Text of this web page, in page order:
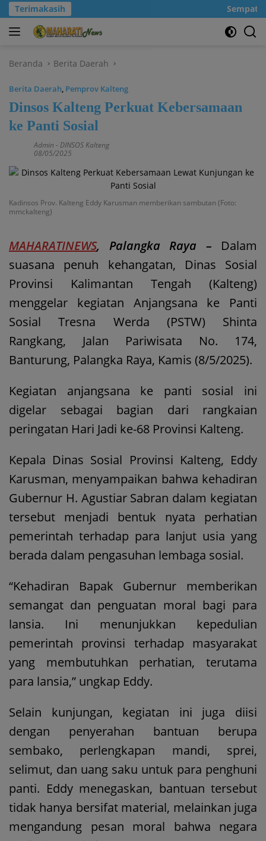
Langsung
ke
konten
Terimakasih
Beranda Berita Daerah
Berita Daerah, Pemprov Kalteng
Dinsos Kalteng Perkuat Kebersamaan
ke Panti Sosial
Admin - DINSOS Kalteng
08/05/2025
Kadinsos Prov. Kalteng Eddy Karusman memberikan sambutan (Foto:
mmckalteng)
MAHARATINEWS, Palangka Raya –
Dalam
suasana penuh kehangatan, Dinas Sosial
Provinsi Kalimantan Tengah (Kalteng)
menggelar kegiatan Anjangsana ke Panti
Sosial Tresna Werda (PSTW) Shinta
Rangkang, Jalan Pariwisata No. 174,
Banturung, Palangka Raya, Kamis (8/5/2025).
Kegiatan anjangsana ke panti sosial ini
digelar sebagai bagian dari rangkaian
peringatan Hari Jadi ke-68 Provinsi Kalteng.
Kepala Dinas Sosial Provinsi Kalteng, Eddy
Karusman, menyampaikan bahwa kehadiran
Gubernur H. Agustiar Sabran dalam kegiatan
tersebut menjadi bentuk nyata perhatian
pemerintah terhadap para lanjut usia yang
berada dalam pengasuhan lembaga sosial.
“Kehadiran Bapak Gubernur memberikan
semangat dan penguatan moral bagi para
lansia. Ini menunjukkan kepedulian
pemerintah provinsi terhadap masyarakat
yang membutuhkan perhatian, terutama
para lansia,” ungkap Eddy.
Selain kunjungan, kegiatan ini juga diisi
dengan penyerahan bantuan berupa
sembako, perlengkapan mandi, sprei,
selimut, dan uang saku untuk para penghuni
panti. Eddy menegaskan, bantuan tersebut
tidak hanya bersifat material, melainkan juga
mengandung pesan moral bahwa negara